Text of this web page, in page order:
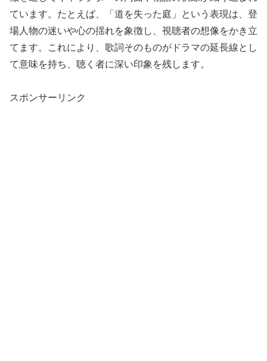
ています。たとえば、「道を失った庭」という表現は、登
場人物の迷いや心の揺れを象徴し、視聴者の想像をかき立
てます。これにより、歌詞そのものがドラマの延長線とし
て意味を持ち、聴く者に深い印象を残します。
スポンサーリンク